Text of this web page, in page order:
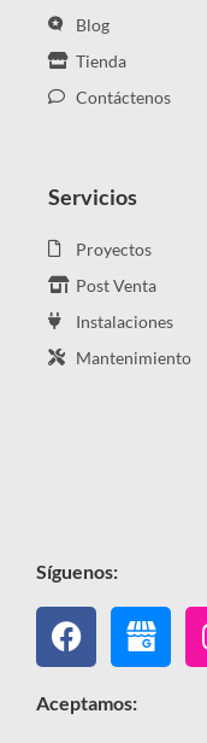
Blog
Tienda
Contáctenos
Servicios
Proyectos
Post Venta
Instalaciones
Mantenimiento
Síguenos:
Facebook
Aceptamos: